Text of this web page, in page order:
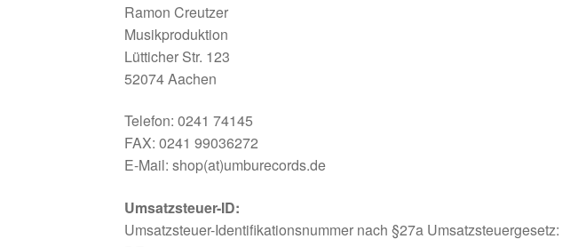
Ramon Creutzer
Musikproduktion
Lütticher Str. 123
52074 Aachen
Telefon: 0241 74145
FAX: 0241 99036272
E-Mail: shop(at)umburecords.de
Umsatzsteuer-ID:
Umsatzsteuer-Identifikationsnummer nach §27a Umsatzsteuergesetz: